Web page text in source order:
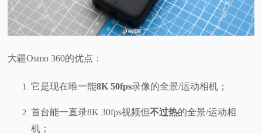
大疆Osmo 360的优点：
它是现在唯一能8K 50fps录像的全景/运动相机；
首台能一直录8K 30fps视频但不过热的全景/运动相
机；